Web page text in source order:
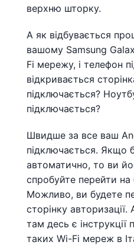
верхню шторку.
А як відбувається
вашому Samsung
Fi мережу, і телефон
відкривається
підключається?
підключається?
Швидше за все ваш
підключається. Якщо
автоматично, то ви
спробуйте перейти на
Можливо, ви будете
сторінку
там десь є
таких Wi-Fi мереж в